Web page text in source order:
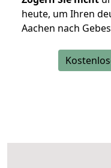
heute, um Ihren
Aachen nach